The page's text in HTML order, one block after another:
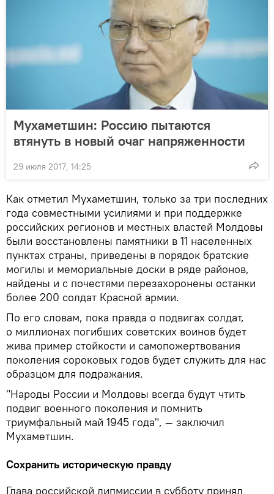
Мухаметшин: Россию пытаются
втянуть в новый очаг напряженности
29 июля 2017, 14:25
Как отметил Мухаметшин, только за три последних
года совместными усилиями и при поддержке
российских регионов и местных властей Молдовы
были восстановлены памятники в 11 населенных
пунктах страны, приведены в порядок братские
могилы и мемориальные доски в ряде районов,
найдены и с почестями перезахоронены останки
более 200 солдат Красной армии.
По его словам, пока правда о подвигах солдат,
о миллионах погибших советских воинов будет
жива пример стойкости и самопожертвования
поколения сороковых годов будет служить для нас
образцом для подражания.
"Народы России и Молдовы всегда будут чтить
подвиг военного поколения и помнить
триумфальный май 1945 года", — заключил
Мухаметшин.
Сохранить историческую правду
Глава российской дипмиссии в субботу принял